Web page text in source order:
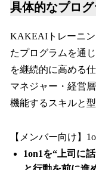
具体的なプロ
KAKEAIトレーニ
たプログラムを通
を継続的に高める
マネジャー・経営
機能するスキルと
【メンバー向け】
1on1を“上司に